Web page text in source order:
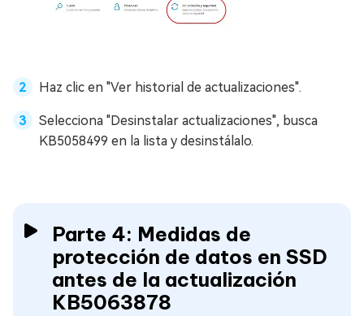
Haz clic en "Ver historial de actualizaciones".
Selecciona "Desinstalar actualizaciones", busca
KB5058499 en la lista y desinstálalo.
Parte 4: Medidas de
protección de datos en SSD
antes de la actualización
KB5063878